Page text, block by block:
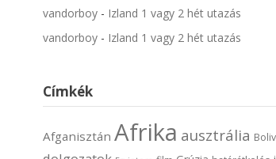
vandorboy- Izland 1 vagy 2 hét utazás
vandorboy- Izland 1 vagy 2 hét utazás
Címkék
Afganisztán Afrika ausztrália